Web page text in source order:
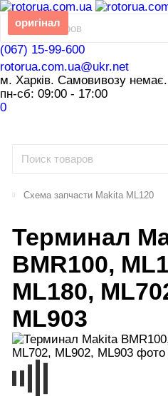
(067) 15-99-600
rotorua.com.ua@ukr.net
м. Харків. Самовивозу немає.
пн-сб: 09:00 - 17:00
0
Схема запчасти Makita ML120
Терминал
BMR100,
ML180,
ML903
оригінал